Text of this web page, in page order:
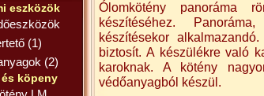
Ólomkötény panoráma
készítéséhez.
készítésekor
biztosít. A készülékre való
karoknak. A kötény
védőanyagból készül.
eszközök
(1)
(2)
köpeny